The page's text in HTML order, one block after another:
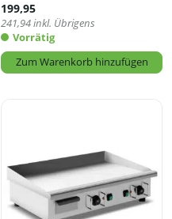
199,95
241,94inkl. Übrigens
Vorrätig
Zum Warenkorb hinzufügen